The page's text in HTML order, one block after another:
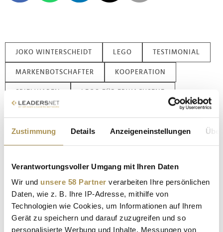
Zustimmung Details Anzeigeneinstellungen
Verantwortungsvoller Umgang mit Ihren Daten
Wir und unsere 58 Partner verarbeiten Ihre persönlichen
Daten, wie z. B. Ihre IP-Adresse, mithilfe von
Technologien wie Cookies, um Informationen auf Ihrem
Gerät zu speichern und darauf zuzugreifen und so
personalisierte Werbung und Inhalte, Messungen von
JOKO WINTERSCHEIDT LEGO TESTIMONIAL
MARKENBOTSCHAFTER KOOPERATION
SPIELEN ALS ERWACHSENER LANDO NORRIS
Kommentar veröffentlichen
Autor:
Kommentar:*